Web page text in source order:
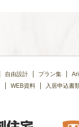
自由設計 プラン集
WEB資料 入居申込書